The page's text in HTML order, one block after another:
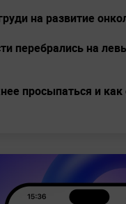
на развитие
перебрались на
просыпаться и как